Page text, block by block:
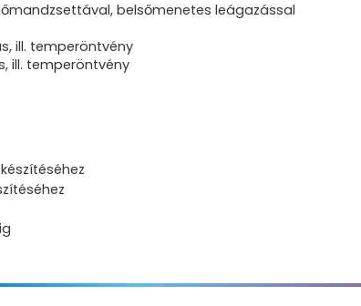
belsőmenetes leágazással
ill. temperöntvény
ill. temperöntvény